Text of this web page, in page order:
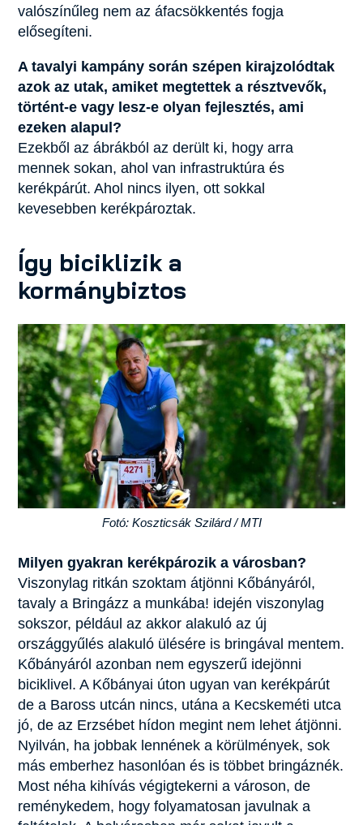
valószínűleg nem az áfacsökkentés fogja
elősegíteni.
A tavalyi kampány során szépen kirajzolódtak
azok az utak, amiket megtettek a résztvevők,
történt-e vagy lesz-e olyan fejlesztés, ami
ezeken alapul?
Ezekből az ábrákból az derült ki, hogy arra
mennek sokan, ahol van infrastruktúra és
kerékpárút. Ahol nincs ilyen, ott sokkal
kevesebben kerékpároztak.
Így biciklizik a
kormánybiztos
Fotó: Koszticsák Szilárd / MTI
Milyen gyakran kerékpározik a városban?
Viszonylag ritkán szoktam átjönni Kőbányáról,
tavaly a Bringázz a munkába! idején viszonylag
sokszor, például az akkor alakuló az új
országgyűlés alakuló ülésére is bringával mentem.
Kőbányáról azonban nem egyszerű idejönni
biciklivel. A Kőbányai úton ugyan van kerékpárút
de a Baross utcán nincs, utána a Kecskeméti utca
jó, de az Erzsébet hídon megint nem lehet átjönni.
Nyilván, ha jobbak lennének a körülmények, sok
más emberhez hasonlóan és is többet bringáznék.
Most néha kihívás végigtekerni a városon, de
reménykedem, hogy folyamatosan javulnak a